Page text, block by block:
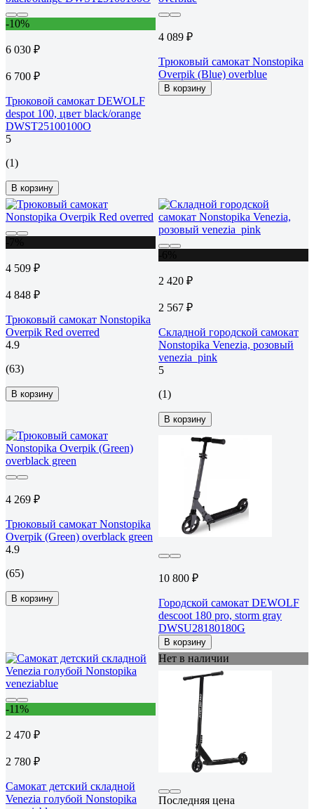
-10%
6 030 ₽
6 700 ₽
Трюковой самокат DEWOLF
despot 100, цвет black/orange
DWST25100100O
5
(1)
В корзину
4 089 ₽
Трюковый самокат Nonstopika
Overpik (Blue) overblue
В корзину
4 509 ₽
4 848 ₽
Трюковый самокат Nonstopika
Overpik Red overred
4.9
(63)
В корзину
2 420 ₽
2 567 ₽
Складной городской самокат
Nonstopika Venezia, розовый
venezia_pink
5
(1)
В корзину
4 269 ₽
Трюковый самокат Nonstopika
Overpik (Green) overblack green
4.9
(65)
В корзину
10 800 ₽
Городской самокат DEWOLF
descoot 180 pro, storm gray
DWSU28180180G
В корзину
-11%
2 470 ₽
2 780 ₽
Самокат детский складной
Venezia голубой Nonstopika
Нет в наличии
Последняя цена